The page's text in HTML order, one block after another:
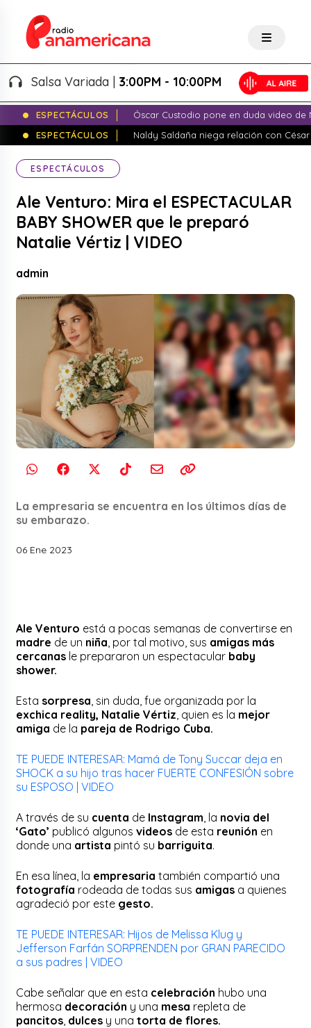
Salsa Variada |3:00PM - 10:00PM
ESPECTÁCULOS
Óscar Custodio pone en duda video de
ESPECTÁCULOS
Naldy Saldaña niega relación con
ESPECTÁCULOS
Ale Venturo: Mira el ESPECTACULAR
BABY SHOWER que le preparó
Natalie Vértiz | VIDEO
admin
La empresaria se encuentra en los últimos días de
su embarazo.
06 Ene 2023
Ale Venturo está a pocas semanas de convertirse en
madre de un niña , por tal motivo, sus amigas más
cercanas le prepararon un espectacular baby
shower.
Esta sorpresa , sin duda, fue organizada por la
exchica reality, Natalie Vértiz , quien es la mejor
amiga de la pareja de Rodrigo Cuba.
TE PUEDE INTERESAR: Mamá de Tony Succar deja en
SHOCK a su hijo tras hacer FUERTE CONFESIÓN sobre
su ESPOSO | VIDEO
A través de su cuenta de Instagram , la novia del
‘Gato’ publicó algunosvideos de esta reunión en
donde una artista pintó su barriguita.
En esa línea, la empresariatambién compartió una
fotografía rodeada de todas sus amigas a quienes
agradeció por este gesto.
TE PUEDE INTERESAR: Hijos de Melissa Klug y
Jefferson Farfán SORPRENDEN por GRAN PARECIDO
a sus padres | VIDEO
Cabe señalar que en esta celebración hubo una
hermosa decoración y una mesa repleta de
pancitos dulces y unatorta de flores.